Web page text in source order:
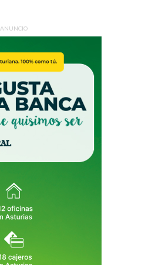
ANUNCIO